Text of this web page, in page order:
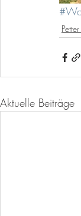
Aktuelle Beiträge